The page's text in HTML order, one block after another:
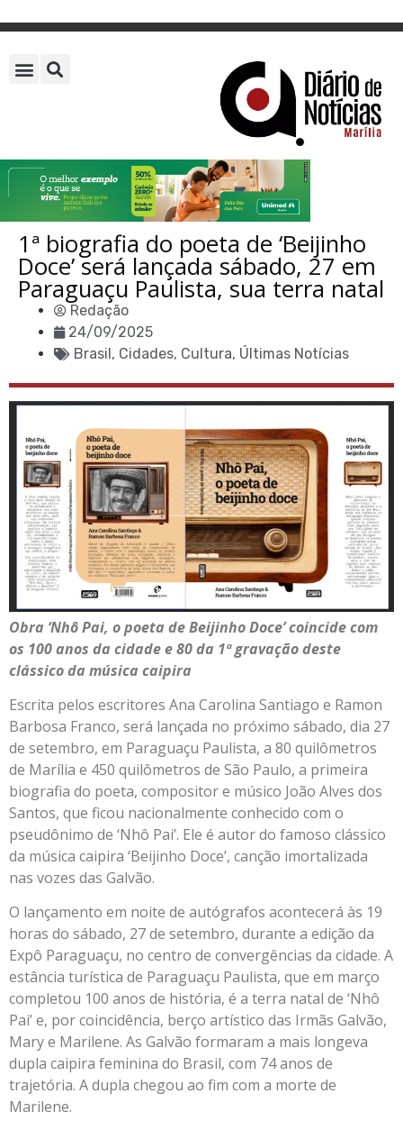
1ª biografia do poeta de ‘Beijinho
Doce’ será lançada sábado, 27 em
Paraguaçu Paulista, sua terra natal
Redação
24/09/2025
Brasil, Cidades, Cultura, Últimas Notícias
Obra ‘Nhô Pai, o poeta de Beijinho Doce’ coincide com
os 100 anos da cidade e 80 da 1ª gravação deste
clássico da música caipira
Escrita pelos escritores Ana Carolina Santiago e Ramon
Barbosa Franco, será lançada no próximo sábado, dia 27
de setembro, em Paraguaçu Paulista, a 80 quilômetros
de Marília e 450 quilômetros de São Paulo, a primeira
biografia do poeta, compositor e músico João Alves dos
Santos, que ficou nacionalmente conhecido com o
pseudônimo de ‘Nhô Pai’. Ele é autor do famoso clássico
da música caipira ‘Beijinho Doce’, canção imortalizada
nas vozes das Galvão.
O lançamento em noite de autógrafos acontecerá às 19
horas do sábado, 27 de setembro, durante a edição da
Expô Paraguaçu, no centro de convergências da cidade. A
estância turística de Paraguaçu Paulista, que em março
completou 100 anos de história, é a terra natal de ‘Nhô
Pai’ e, por coincidência, berço artístico das Irmãs Galvão,
Mary e Marilene. As Galvão formaram a mais longeva
dupla caipira feminina do Brasil, com 74 anos de
trajetória. A dupla chegou ao fim com a morte de
Marilene.